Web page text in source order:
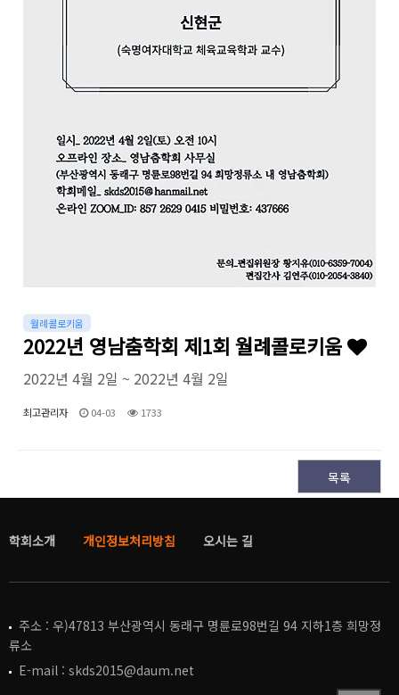
월례콜로키움
2022년 영남춤학회 제1회 월례콜로키움
2022년 4월 2일 ~ 2022년 4월 2일
최고관리자 04-03 1733
목록
학회소개 개인정보처리방침 오시는 길
주소 : 우)47813 부산광역시 동래구 명륜로98번길 94 지하1층 희망정
류소
E-mail : skds2015@daum.net